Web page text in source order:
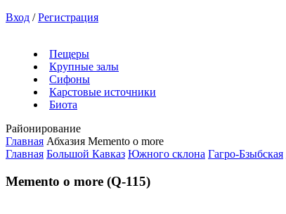
Вход / Регистрация
Пещеры
Крупные залы
Сифоны
Карстовые источники
Биота
Районирование
Главная Абхазия Mementо o more
Главная Большой Кавказ Южного склона Гагро-Бзыбская
Mementо o more (Q-115)